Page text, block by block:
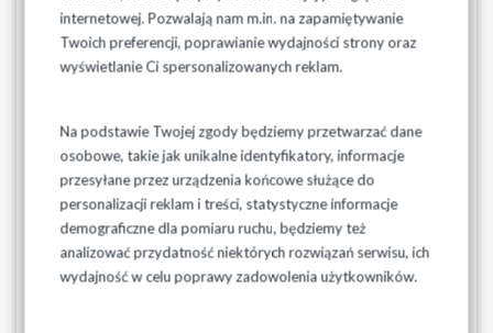
internetowej. Pozwalają nam m.in. na zapamiętywanie
Twoich preferencji, poprawianie wydajności strony oraz
wyświetlanie Ci spersonalizowanych reklam.
Na podstawie Twojej zgody będziemy przetwarzać dane
osobowe, takie jak unikalne identyfikatory, informacje
przesyłane przez urządzenia końcowe służące do
personalizacji reklam i treści, statystyczne informacje
demograficzne dla pomiaru ruchu, będziemy też
analizować przydatność niektórych rozwiązań serwisu, ich
wydajność w celu poprawy zadowolenia użytkowników.
Taryfa za zbiorowe zaopatrzenie w wodę i zbiorowe
odprowadzanie ścieków na terenie gminy Kleszczele
została zatwierdzona przez:
Regionalnego Zarządu Gospodarki Wodnej w Lublinie
decyzją znak L.RZT.70.16.2026 z dnia 16 czerwca 2026 r.
Powyższa decyzja została ogłoszona na stronie Biuletynu
Informacji Publicznej Państwowego Gospodarstwa
Wodnego Wody Polskie w dn. 23.06.2026 r. W związku z